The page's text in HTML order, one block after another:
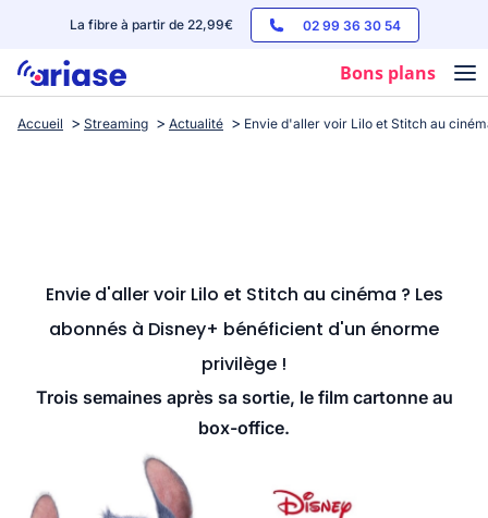
La fibre à partir de 22,99€ 02 99 36 30 54
Bons plans
Box internet
Streaming
Accueil Streaming Actualité Envie d'aller voir Lilo et Stitch au
Envie d'aller voir Lilo et Stitch au cinéma ? Les
abonnés à Disney+ bénéficient d'un énorme
privilège !
Trois semaines après sa sortie, le film cartonne au
box-office.